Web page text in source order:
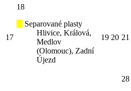
17
18
Separované plasty
Hlivice, Králová,
Medlov
(Olomouc), Zadní
Újezd
19 20 21
28